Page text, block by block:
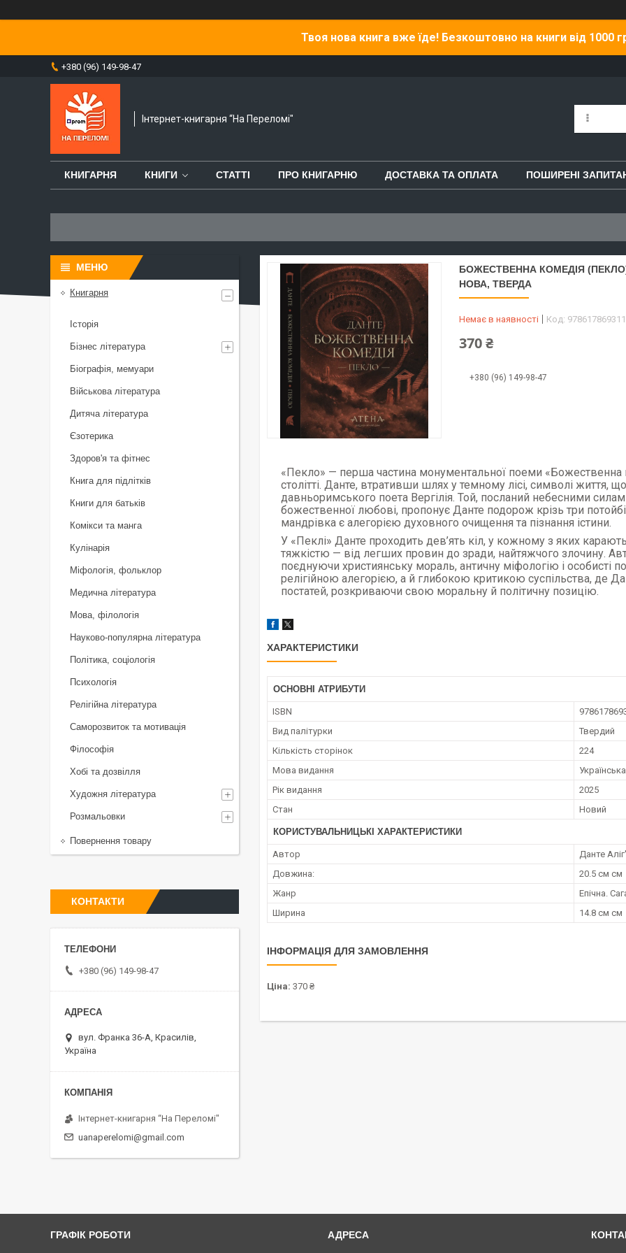
Твоя нова книга вже їде! Безкоштовно на книги від 1000
+380 (96) 149-98-47
Інтернет-книгарня “На Переломі"
КНИГАРНЯ КНИГИ СТАТТІ ПРО КНИГАРНЮ ДОСТАВКА ТА ОПЛАТА ПОШИРЕНІ
БОЖЕСТВЕННА КОМЕДІЯ
НОВА, ТВЕРДА
Немає в наявності Код:
370 ₴
+380 (96) 149-98-47
«Пекло» — перша частина монументальної поеми «Божественна
столітті. Данте, втративши шлях у темному лісі, символі життя,
давньоримського поета Вергілія. Той, посланий небесними
божественної любові, пропонує Данте подорож крізь три
мандрівка є алегорією духовного очищення та пізнання істини.
У «Пеклі» Данте проходить дев’ять кіл, у кожному з яких
тяжкістю — від легших провин до зради, найтяжчого злочину.
поєднуючи християнську мораль, античну міфологію і особисті
релігійною алегорією, а й глибокою критикою суспільства, де
постатей, розкриваючи свою моральну й політичну позицію.
ХАРАКТЕРИСТИКИ
ОСНОВНІ АТРИБУТИ
ISBN
Вид палітурки
Твердий
Кількість сторінок
224
Мова видання
Українська
Рік видання
2025
Стан
Новий
КОРИСТУВАЛЬНИЦЬКІ ХАРАКТЕРИСТИКИ
Автор
Данте
Довжина:
20.5 см см
Жанр
Епічна.
Ширина
14.8 см см
ІНФОРМАЦІЯ ДЛЯ ЗАМОВЛЕННЯ
Ціна: 370 ₴
Книгарня
Історія
Бізнес література
Біографія, мемуари
Військова література
Дитяча література
Єзотерика
Здоров'я та фітнес
Книга для підлітків
Книги для батьків
Комікси та манга
Кулінарія
Міфологія, фольклор
Медична література
Мова, філологія
Науково-популярна література
Політика, соціологія
Психологія
Релігійна література
Саморозвиток та мотивація
Філософія
Хобі та дозвілля
Художня література
Розмальовки
Повернення товару
КОНТАКТИ
+380 (96) 149-98-47
вул. Франка 36-А, Красилів,
Україна
Інтернет-книгарня “На Переломі"
uanaperelomi@gmail.com
ГРАФІК РОБОТИ